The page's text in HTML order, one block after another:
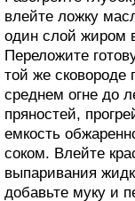
влейте ложку
один слой жиром
Переложите
той же сковороде
среднем огне до
пряностей,
емкость
соком. Влейте
выпаривания
добавьте муку и